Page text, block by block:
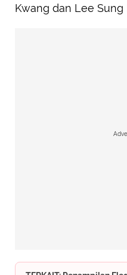
Kwang dan Lee Sung